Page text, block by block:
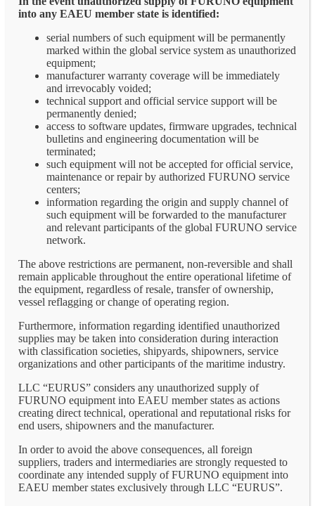
into any EAEU member state is identified:
serial numbers of such equipment will be permanently
marked within the global service system as unauthorized
equipment;
manufacturer warranty coverage will be immediately
and irrevocably voided;
technical support and official service support will be
permanently denied;
access to software updates, firmware upgrades, technical
bulletins and engineering documentation will be
terminated;
such equipment will not be accepted for official service,
maintenance or repair by authorized FURUNO service
centers;
information regarding the origin and supply channel of
such equipment will be forwarded to the manufacturer
and relevant participants of the global FURUNO service
network.
The above restrictions are permanent, non-reversible and shall
remain applicable throughout the entire operational lifetime of
the equipment, regardless of resale, transfer of ownership,
vessel reflagging or change of operating region.
Furthermore, information regarding identified unauthorized
supplies may be taken into consideration during interaction
with classification societies, shipyards, shipowners, service
organizations and other participants of the maritime industry.
LLC “EURUS” considers any unauthorized supply of
FURUNO equipment into EAEU member states as actions
creating direct technical, operational and reputational risks for
end users, shipowners and the manufacturer.
In order to avoid the above consequences, all foreign
suppliers, traders and intermediaries are strongly requested to
coordinate any intended supply of FURUNO equipment into
EAEU member states exclusively through LLC “EURUS”.